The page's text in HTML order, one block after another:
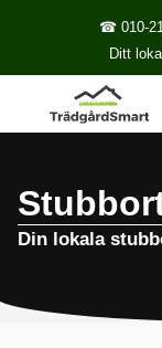
☎ 010-
Ditt
Din lokala